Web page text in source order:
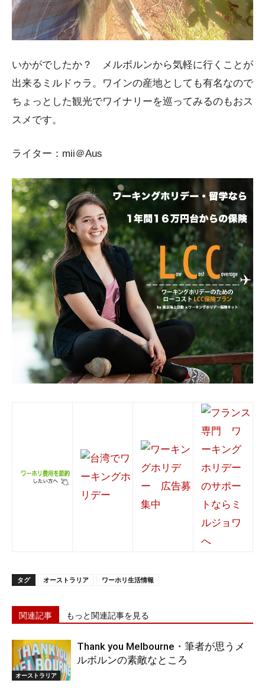
いかがでしたか？ メルボルンから気軽に行くことが
出来るミルドゥラ。ワインの産地としても有名なので
ちょっとした観光でワイナリーを巡ってみるのもおス
スメです。
ライター：mii＠Aus
タグ オーストラリア ワーホリ生活情報
関連記事 もっと関連記事を見る
オーストラリア
Thank you Melbourne・筆者が思うメ
ルボルンの素敵なところ